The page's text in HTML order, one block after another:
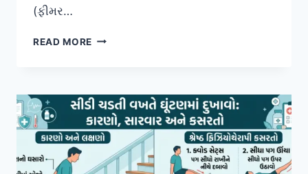
(ફીમર…
READ MORE પટેલર
ફિઝિયોથેરાપી:
કસરતો,
સારવાર
અને
રિકવરી
માર્ગદર્શિકા